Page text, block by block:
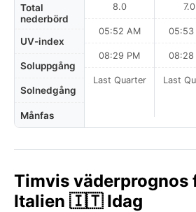
Total
nederbörd
UV-index
Soluppgång
Solnedgång
Månfas
8.0
05:52 AM
08:29 PM
Last Quarter
7.0
05:53
08:28
Last
Timvis väderprognos
Italien 🇮🇹 Idag